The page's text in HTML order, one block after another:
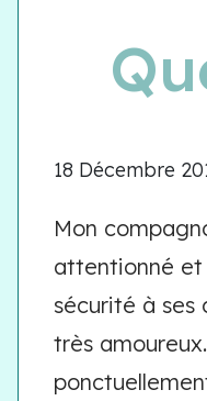
18 Décembre
Mon
attentionné et
sécurité à ses
très